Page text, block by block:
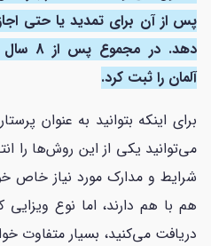
پس از آن برای تمدید یا حتی
دهد.
آلمان را ثبت کرد.
برای اینکه بتوانید به عنوان
می‌توانید یکی از این روش‌ها را
شرایط و مدارک مورد نیاز خاص
هم با هم دارند، اما نوع
دریافت می‌کنید، بسیار متفاوت